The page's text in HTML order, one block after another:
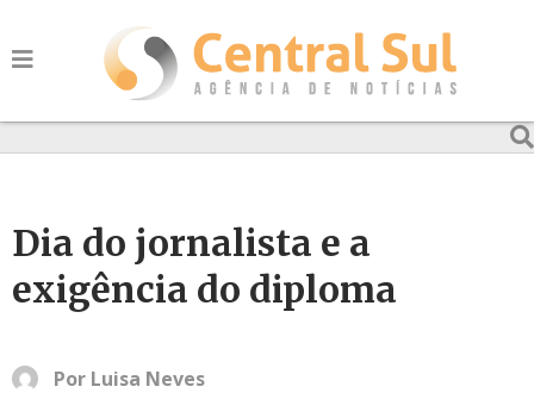
Dia do jornalista e a
exigência do diploma
Por Luisa Neves